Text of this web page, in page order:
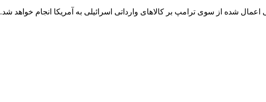
شده از سوی ترامپ بر کالاهای وارداتی اسرائیلی به آمریکا انجام خواهد شد.